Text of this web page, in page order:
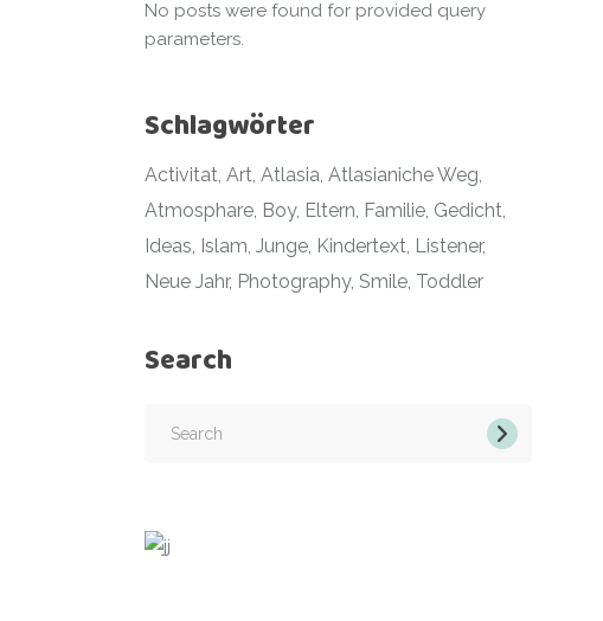
No posts were found for provided query
parameters.
Schlagwörter
Activitat Art Atlasia Atlasianiche Weg
Atmosphare Boy Eltern Familie Gedicht
Ideas Islam Junge Kindertext Listener
Neue Jahr Photography Smile Toddler
Search